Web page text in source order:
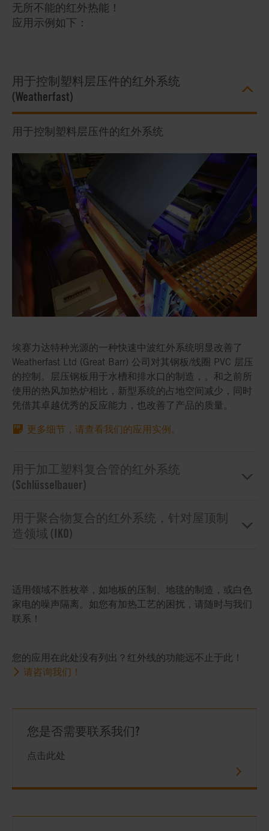
无所不能的红外热能！
应用示例如下：
用于控制塑料层压件的红外系统
(Weatherfast)
用于控制塑料层压件的红外系统
埃赛力达特种光源的一种快速中波红外系统明显改善了
Weatherfast Ltd (Great Barr) 公司对其钢板/线圈 PVC 层压
的控制。层压钢板用于水槽和排水口的制造，。和之前所
使用的热风加热炉相比，新型系统的占地空间减少，同时
凭借其卓越优秀的反应能力，也改善了产品的质量。
更多细节，请查看我们的应用实例。
用于加工塑料复合管的红外系统
(Schlüsselbauer)
用于聚合物复合的红外系统，针对屋顶制
造领域 (IKO)
适用领域不胜枚举，如地板的压制、地毯的制造，或白色
家电的噪声隔离。如您有加热工艺的困扰，请随时与我们
联系！
您的应用在此处没有列出？红外线的功能远不止于此！
请咨询我们！
您是否需要联系我们?
点击此处